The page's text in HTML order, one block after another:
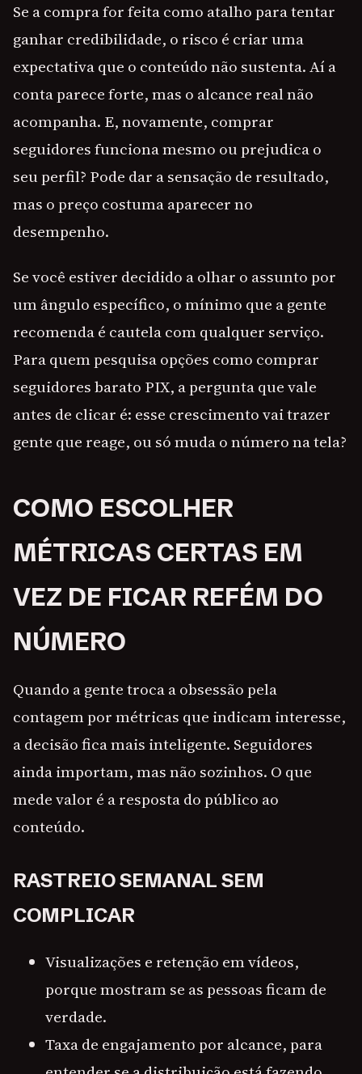
Se a compra for feita como atalho para tentar
ganhar credibilidade, o risco é criar uma
expectativa que o conteúdo não sustenta. Aí a
conta parece forte, mas o alcance real não
acompanha. E, novamente, comprar
seguidores funciona mesmo ou prejudica o
seu perfil? Pode dar a sensação de resultado,
mas o preço costuma aparecer no
desempenho.
Se você estiver decidido a olhar o assunto por
um ângulo específico, o mínimo que a gente
recomenda é cautela com qualquer serviço.
Para quem pesquisa opções como comprar
seguidores barato PIX, a pergunta que vale
antes de clicar é: esse crescimento vai trazer
gente que reage, ou só muda o número na tela?
COMO ESCOLHER
MÉTRICAS CERTAS EM
VEZ DE FICAR REFÉM DO
NÚMERO
Quando a gente troca a obsessão pela
contagem por métricas que indicam interesse,
a decisão fica mais inteligente. Seguidores
ainda importam, mas não sozinhos. O que
mede valor é a resposta do público ao
conteúdo.
RASTREIO SEMANAL SEM
COMPLICAR
Visualizações e retenção em vídeos,
porque mostram se as pessoas ficam de
verdade.
Taxa de engajamento por alcance, para